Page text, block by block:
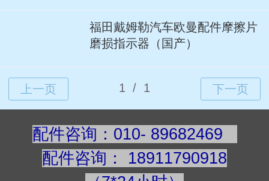
福田戴姆勒汽车欧曼配件摩擦片
磨损指示器（国产）
配件咨询：010- 89682469
配件咨询 ： 18911790918